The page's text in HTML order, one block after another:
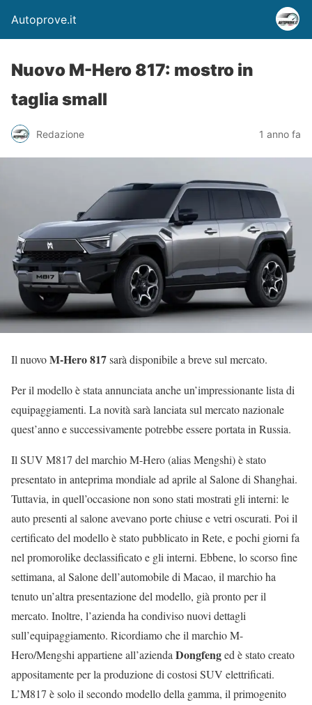
Autoprove.it
Nuovo M-Hero 817: mostro in
taglia small
Redazione 1 anno fa
Il nuovoM-Hero817sarà disponibile a breve sul mercato.
Per il modello è stata annunciata anche un’impressionante lista di
equipaggiamenti. La novità sarà lanciata sul mercato nazionale
quest’anno e successivamente potrebbe essere portata in Russia.
Il SUV M817 del marchio M-Hero (alias Mengshi) è stato
presentato in anteprima mondiale ad aprile al Salone di Shanghai.
Tuttavia, in quell’occasione non sono stati mostrati gli interni: le
auto presenti al salone avevano porte chiuse e vetri oscurati. Poi il
certificato del modello è stato pubblicato in Rete, e pochi giorni fa
nel promorolike declassificato e gli interni. Ebbene, lo scorso fine
settimana, al Salone dell’automobile di Macao, il marchio ha
tenuto un’altra presentazione del modello, già pronto per il
mercato. Inoltre, l’azienda ha condiviso nuovi dettagli
sull’equipaggiamento. Ricordiamo che il marchio M-
Hero/Mengshi appartiene all’aziendaDongfenged è stato creato
appositamente per la produzione di costosi SUV elettrificati.
L’M817 è solo il secondo modello della gamma, il primogenito